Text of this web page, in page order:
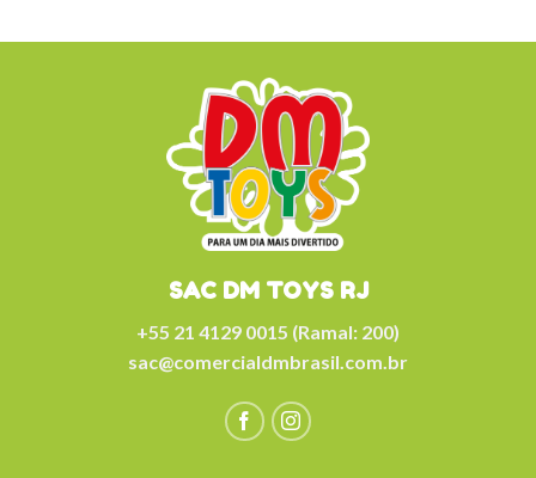
SAC DM TOYS RJ
+55 21 4129 0015 (Ramal: 200)
sac@comercialdmbrasil.com.br